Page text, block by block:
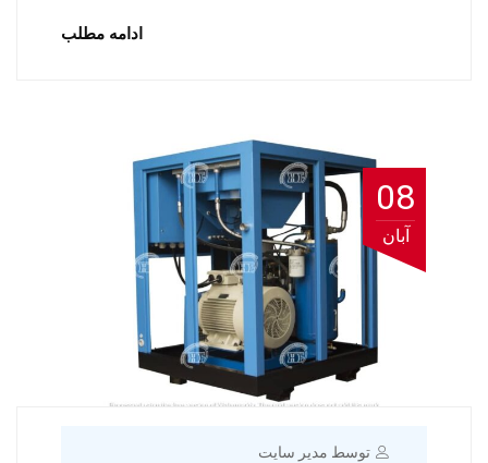
ادامه مطلب
08
آبان
توسط مدیر سایت